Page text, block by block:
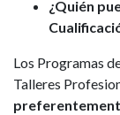
¿Quién
Los Programas
Talleres